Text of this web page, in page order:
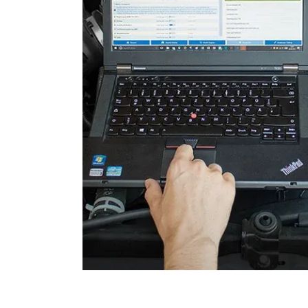
Elektronische Zündanlage
Elektronisches Wählhebel-
Fahrtrichtungskamera
Fernlichtassistent
Feststellbremse (EPB / SBC)
Gateway
Getriebesteuerung
Heckklappe
Informationsanzeige
Informationsanzeige vorne
Klimaanlage hinten
Kombiinstrument
Kraftstoffpumpe